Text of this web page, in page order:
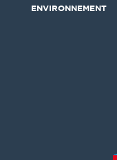
ENVIRONNEMENT